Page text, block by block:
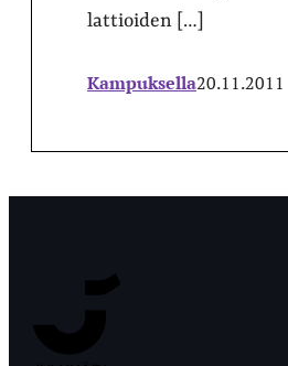
lattioiden […]
Kampuksella20.11.2011